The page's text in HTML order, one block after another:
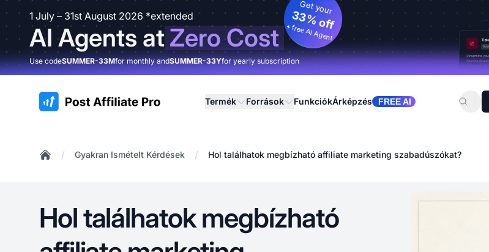
1 July – 31st August 2026 *extended
AI Agents atZero Cost
Get your
33% off
+ free AI Agent
Use codeSUMMER-33Mfor monthly andSUMMER-33Yfor yearly subscription
:site.title Termék Források FunkciókÁrképzés FREE AI
/ Gyakran Ismételt Kérdések / Hol találhatok megbízható affiliate marketing szabadúszókat?
Hol találhatok megbízható